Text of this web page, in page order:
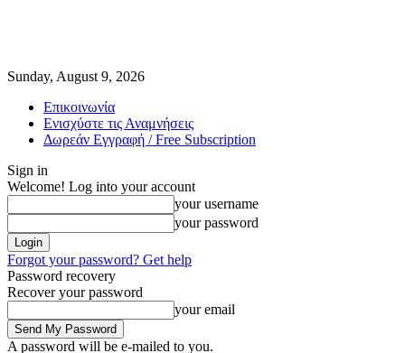
Sunday, August 9, 2026
Επικοινωνία
Ενισχύστε τις Αναμνήσεις
Δωρεάν Εγγραφή / Free Subscription
Sign in
Welcome! Log into your account
your username
your password
Forgot your password? Get help
Password recovery
Recover your password
your email
A password will be e-mailed to you.